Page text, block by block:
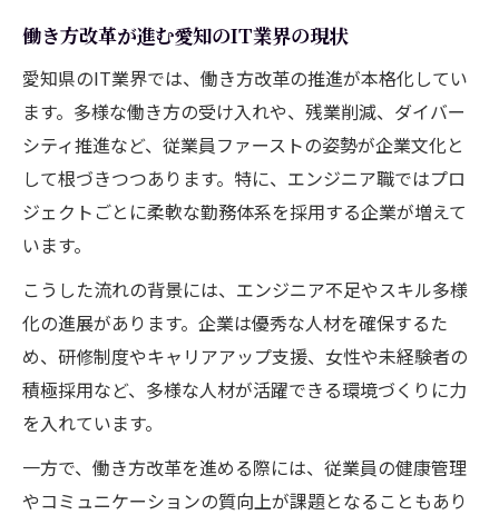
働き方改革が進む愛知のIT業界の現状
愛知県のIT業界では、働き方改革の推進が本格化してい
ます。多様な働き方の受け入れや、残業削減、ダイバー
シティ推進など、従業員ファーストの姿勢が企業文化と
して根づきつつあります。特に、エンジニア職ではプロ
ジェクトごとに柔軟な勤務体系を採用する企業が増えて
います。
こうした流れの背景には、エンジニア不足やスキル多様
化の進展があります。企業は優秀な人材を確保するた
め、研修制度やキャリアアップ支援、女性や未経験者の
積極採用など、多様な人材が活躍できる環境づくりに力
を入れています。
一方で、働き方改革を進める際には、従業員の健康管理
やコミュニケーションの質向上が課題となることもあり